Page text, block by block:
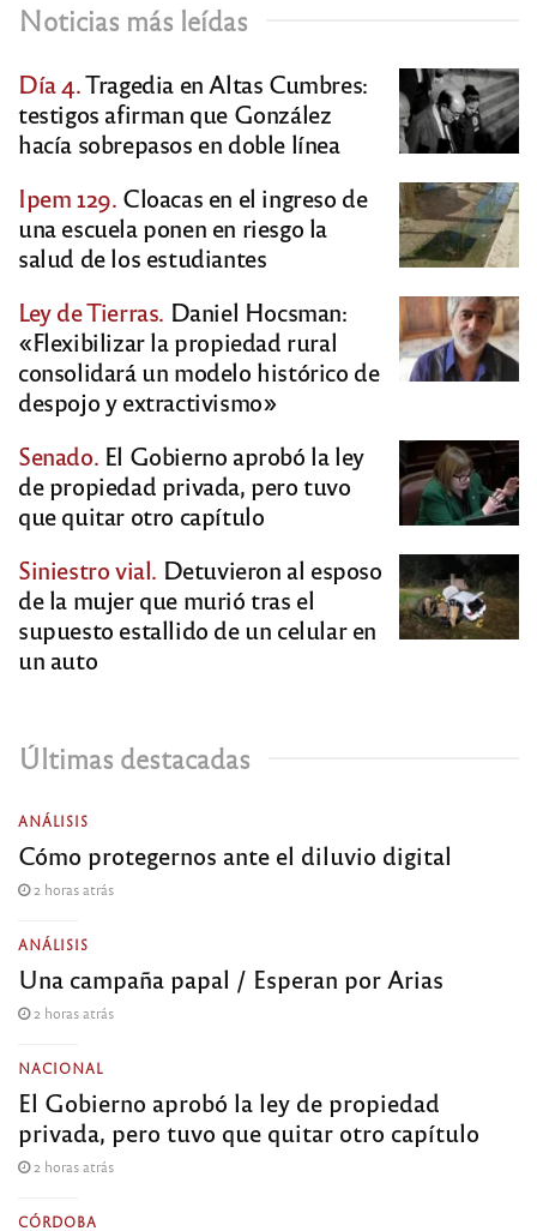
Noticias más leídas
Día 4.Tragedia en Altas Cumbres:
testigos afirman que González
hacía sobrepasos en doble línea
Ipem 129. Cloacas en el ingreso de
una escuela ponen en riesgo la
salud de los estudiantes
Ley de Tierras. Daniel Hocsman:
«Flexibilizar la propiedad rural
consolidará un modelo histórico de
despojo y extractivismo»
Senado. El Gobierno aprobó la ley
de propiedad privada, pero tuvo
que quitar otro capítulo
Siniestro vial. Detuvieron al esposo
de la mujer que murió tras el
supuesto estallido de un celular en
un auto
Últimas destacadas
ANÁLISIS
Cómo protegernos ante el diluvio digital
2 horas atrás
ANÁLISIS
Una campaña papal / Esperan por Arias
2 horas atrás
NACIONAL
El Gobierno aprobó la ley de propiedad
privada, pero tuvo que quitar otro capítulo
2 horas atrás
CÓRDOBA